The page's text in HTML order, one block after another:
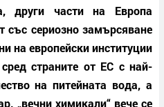
други части на Европа
със сериозно замърсяване
на европейски институции
страните от ЕС с най-
на питейната вода, а
„вечни химикали“ вече се